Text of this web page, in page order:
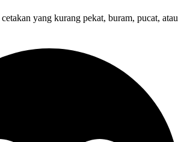
yang kurang pekat, buram, pucat, atau